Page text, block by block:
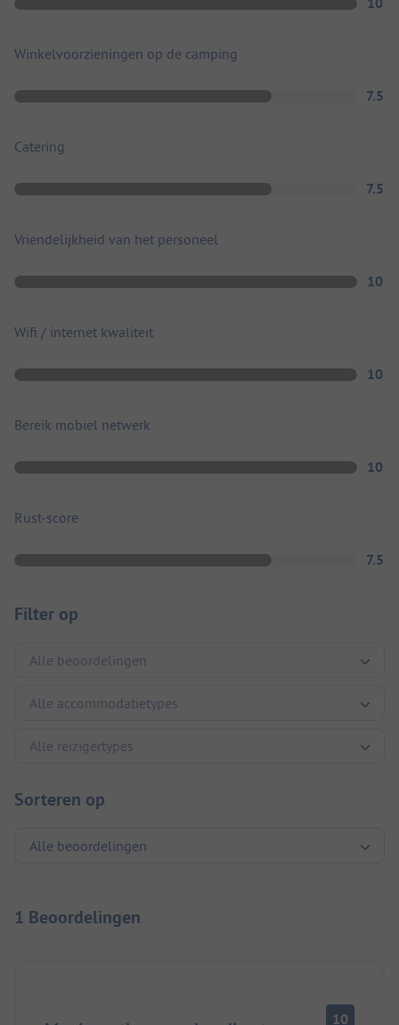
Winkelvoorzieningen op de camping
7.5
Catering
7.5
Vriendelijkheid van het personeel
10
Wifi / internet kwaliteit
10
Bereik mobiel netwerk
10
Rust-score
7.5
Filter op
Sorteren op
1 Beoordelingen
10